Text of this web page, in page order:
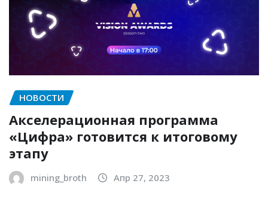
НОВОСТИ
Акселерационная программа
«Цифра» готовится к итоговому
этапу
mining_broth Апр 27, 2023